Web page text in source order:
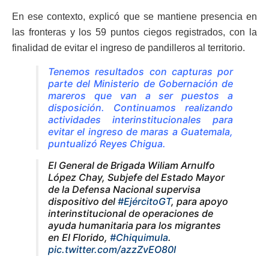
En ese contexto, explicó que se mantiene presencia en
las fronteras y los 59 puntos ciegos registrados, con la
finalidad de evitar el ingreso de pandilleros al territorio.
Tenemos resultados con capturas por
parte del Ministerio de Gobernación de
mareros que van a ser puestos a
disposición. Continuamos realizando
actividades interinstitucionales para
evitar el ingreso de maras a Guatemala,
puntualizó Reyes Chigua.
El General de Brigada Wiliam Arnulfo
López Chay, Subjefe del Estado Mayor
de la Defensa Nacional supervisa
dispositivo del #EjércitoGT, para apoyo
interinstitucional de operaciones de
ayuda humanitaria para los migrantes
en El Florido, #Chiquimula.
pic.twitter.com/azzZvEO80I